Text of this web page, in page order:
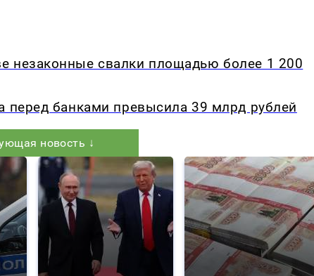
незаконные свалки площадью более 1 200
перед банками превысила 39 млрд рублей
новость ↓